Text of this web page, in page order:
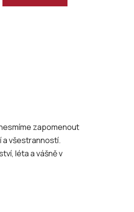
zapomenout
a všestranností.
léta a vášně v